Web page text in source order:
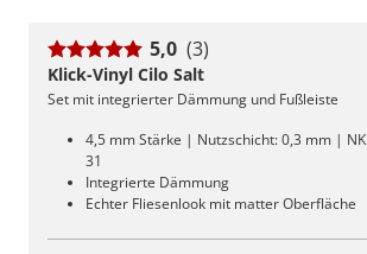
5,0 (3)
Klick-Vinyl Cilo Salt
Set mit integrierter Dämmung und Fußleiste
4,5 mm Stärke | Nutzschicht: 0,3 mm | NK
31
Integrierte Dämmung
Echter Fliesenlook mit matter Oberfläche